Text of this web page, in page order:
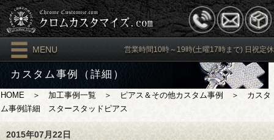
MENU 営業時間10時～19時(土曜17時まで) 日祝定休
カスタム事例（詳細）
HOME ＞ 加工事例一覧 ＞ ピアス＆その他カスタム事例
＞ カスタ
ム事例詳細 スタースタッドピアス
2015年07月22日